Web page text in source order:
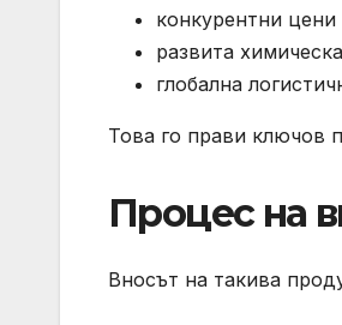
конкурентни цени
развита
глобална
Това го прави ключов
Процес на
Вносът на такива